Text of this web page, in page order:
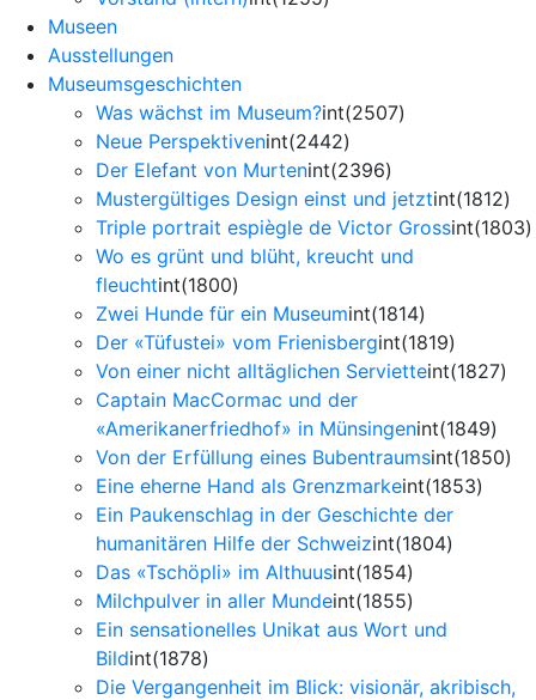
Museen
Ausstellungen
Museumsgeschichten
Was wächst im Museum?int(2507)
Neue Perspektivenint(2442)
Der Elefant von Murtenint(2396)
Mustergültiges Design einst und jetztint(1812)
Triple portrait espiègle de Victor Grossint(1803)
Wo es grünt und blüht, kreucht und
fleuchtint(1800)
Zwei Hunde für ein Museumint(1814)
Der «Tüfustei» vom Frienisbergint(1819)
Von einer nicht alltäglichen Servietteint(1827)
Captain MacCormac und der
«Amerikanerfriedhof» in Münsingenint(1849)
Von der Erfüllung eines Bubentraumsint(1850)
Eine eherne Hand als Grenzmarkeint(1853)
Ein Paukenschlag in der Geschichte der
humanitären Hilfe der Schweizint(1804)
Das «Tschöpli» im Althuusint(1854)
Milchpulver in aller Mundeint(1855)
Ein sensationelles Unikat aus Wort und
Bildint(1878)
Die Vergangenheit im Blick: visionär, akribisch,